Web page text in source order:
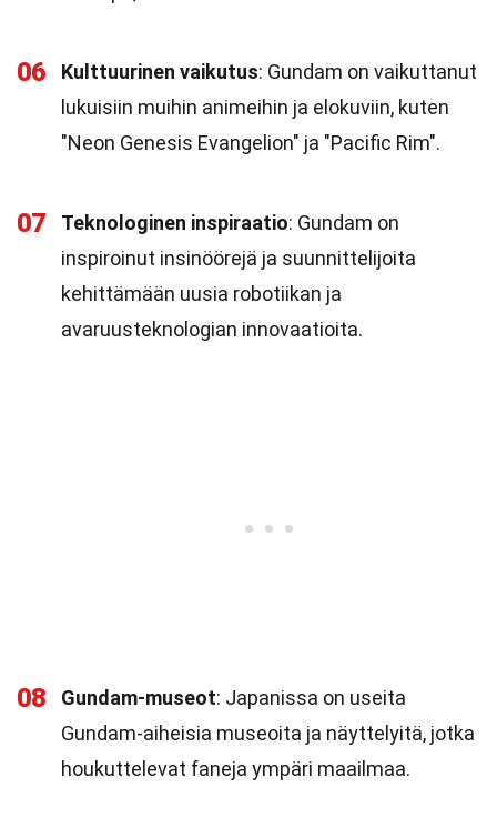
06 Kulttuurinen vaikutus: Gundam on vaikuttanut
lukuisiin muihin animeihin ja elokuviin, kuten
"Neon Genesis Evangelion" ja "Pacific Rim".
07 Teknologinen inspiraatio: Gundam on
inspiroinut insinöörejä ja suunnittelijoita
kehittämään uusia robotiikan ja
avaruusteknologian innovaatioita.
08 Gundam-museot: Japanissa on useita
Gundam-aiheisia museoita ja näyttelyitä, jotka
houkuttelevat faneja ympäri maailmaa.